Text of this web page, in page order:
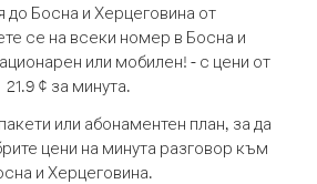
до Босна и Херцеговина от
се на всеки номер в Босна и
или мобилен! - с цени от
21.9 ¢ за минута.
или абонаментен план, за да
цени на минута разговор към
и Херцеговина.